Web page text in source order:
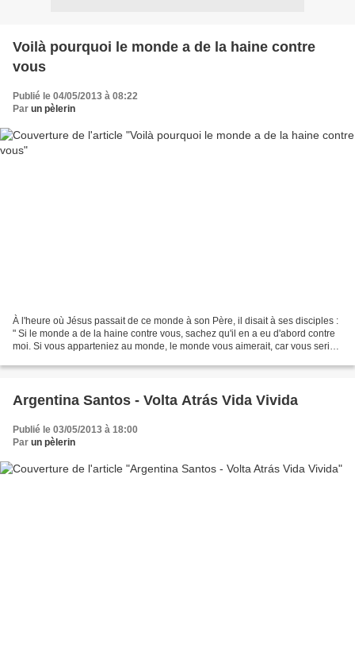
Voilà pourquoi le monde a de la haine contre
vous
Publié le 04/05/2013 à 08:22
Par un pèlerin
À l'heure où Jésus passait de ce monde à son Père, il disait à ses disciples :
" Si le monde a de la haine contre vous, sachez qu'il en a eu d'abord contre
moi. Si vous apparteniez au monde, le monde vous aimerait, car vous seriez
Argentina Santos - Volta Atrás Vida Vivida
Publié le 03/05/2013 à 18:00
Par un pèlerin